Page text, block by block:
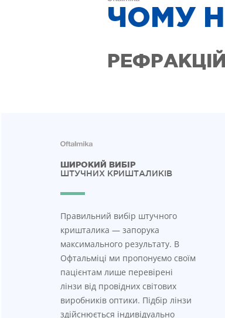
ЧОМУ
ШИРОКИЙ ВИБІР
ШТУЧНИХ КРИШТАЛИКІВ
Правильний вибір штучного
кришталика — запорука
максимального результату. В
Офтальміці ми пропонуємо своїм
пацієнтам лише перевірені
лінзи від провідних світових
виробників оптики. Підбір лінзи
здійснюється індивідуально